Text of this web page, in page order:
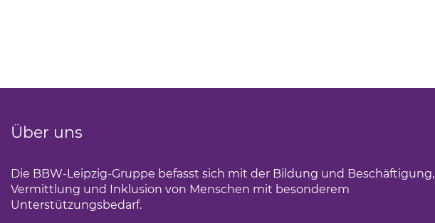
Über uns
Die BBW-Leipzig-Gruppe befasst sich mit der Bildung und Beschäftigung,
Vermittlung und Inklusion von Menschen mit besonderem
Unterstützungsbedarf.